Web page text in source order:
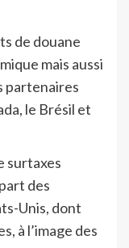
de douane
mais aussi
partenaires
le Brésil et
surtaxes
des
Unis, dont
à l’image des